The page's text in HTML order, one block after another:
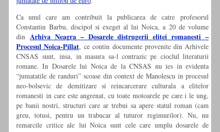
Ca unul care am contribuit la publicarea de catre profesorul
Constantin Barbu, discipol si exeget al lui Noica, a 20 de volume
din Arhiva Neagra – Dosarele distrugerii elitei romanesti –
Procesul Noica-Pillat, ce contin documente provenite din Arhivele
CNSAS sunt, insa, in masura sa-l contrazic pe cioclul literaturii
romane. In Dosarele lui Noica de la CNSAS nu ies in evidenta
“jumatatile de randuri” scoase din context de Manolescu in procesul
neo-bolsevic de demitizare si reincarcerare culturala a elitelor
romanesti in care este angrenat, cu toate motoarele pe care i le ung,
pe banii nostri, structuri care ar trebui sa apere statul roman (cam
greu, totusi, pentru un trabucar al tuturor regimurilor). Nu, nu
remarcile critice ale lui Noica sunt cele care umplu dosarele de